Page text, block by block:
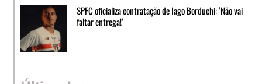
SPFC oficializa contratação de Iago Borduchi: ‘Não vai
faltar entrega!’